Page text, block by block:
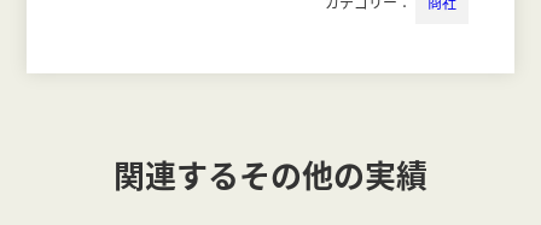
関連するその他の実績